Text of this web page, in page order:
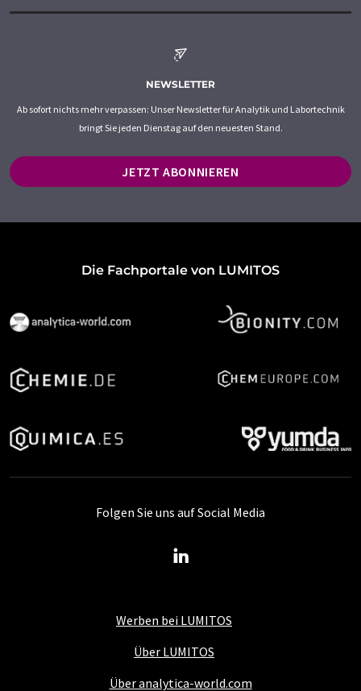
NEWSLETTER
Ab sofort nichts mehr verpassen: Unser Newsletter für Analytik und Labortechnik
bringt Sie jeden Dienstag auf den neuesten Stand.
JETZT ABONNIEREN
Die Fachportale von LUMITOS
Werben bei LUMITOS
Über LUMITOS
Über analytica-world.com
Folgen Sie uns auf Social Media